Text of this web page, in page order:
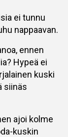
ei tunnu
nappaavan.
ennen
Hypeä ei
kuski
siinäs
ajoi kolme
kuskin